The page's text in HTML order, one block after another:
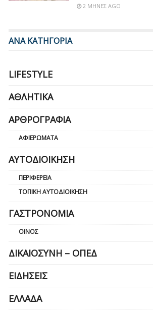
2 ΜΉΝΕΣ AGO
ΑΝΑ ΚΑΤΗΓΟΡΙΑ
LIFESTYLE
ΑΘΛΗΤΙΚΆ
ΑΡΘΡΟΓΡΑΦΊΑ
ΑΦΙΕΡΏΜΑΤΑ
ΑΥΤΟΔΙΟΊΚΗΣΗ
ΠΕΡΙΦΈΡΕΙΑ
ΤΟΠΙΚΉ ΑΥΤΟΔΙΟΊΚΗΣΗ
ΓΑΣΤΡΟΝΟΜΊΑ
ΟΊΝΟΣ
ΔΙΚΑΙΟΣΎΝΗ – ΟΠΕΔ
ΕΙΔΉΣΕΙΣ
ΕΛΛΆΔΑ